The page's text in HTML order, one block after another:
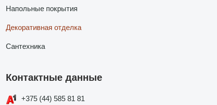
Напольные покрытия
Декоративная отделка
Сантехника
Контактные данные
+375 (44) 585 81 81